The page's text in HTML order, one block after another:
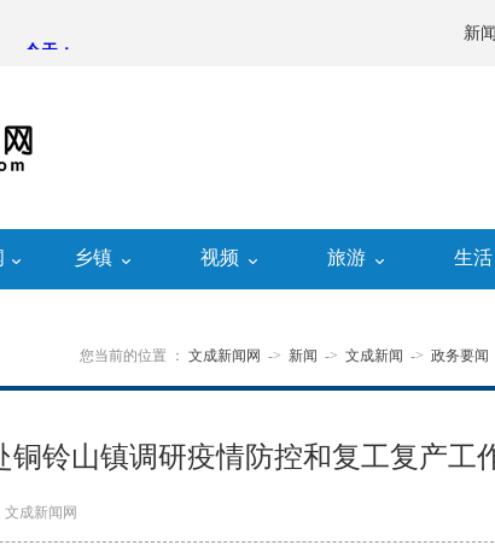
新
乡镇 视频 旅游 生活
您当前的位置 ： 文成新闻网 -> 新闻 -> 文成新闻 -> 政务要闻
铜铃山镇调研疫情防控和复工复产工
文成新闻网